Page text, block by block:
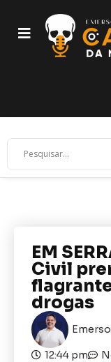
EM
Civil
drogas
12:44 pm